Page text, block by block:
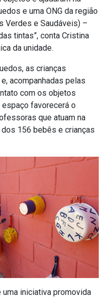
e uma ONG da região
Verdes e Saudáveis) –
tintas”, conta Cristina
da unidade.
as crianças
acompanhadas pelas
com os objetos
espaço favorecerá o
que atuam na
156 bebês e crianças
iniciativa promovida